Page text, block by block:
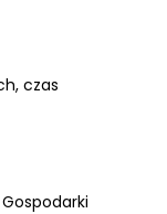
czas